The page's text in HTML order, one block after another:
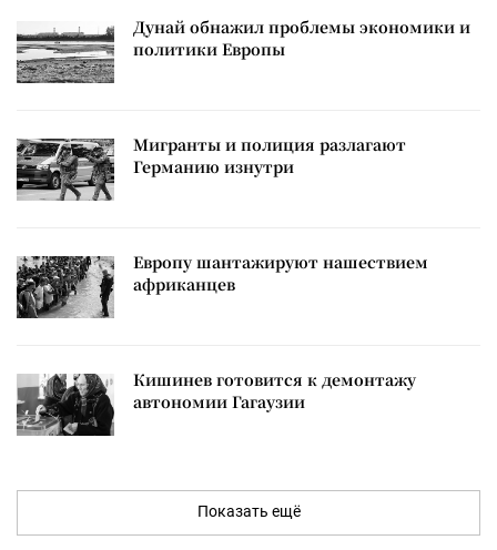
Дунай обнажил проблемы экономики и
политики Европы
Мигранты и полиция разлагают
Германию изнутри
Европу шантажируют нашествием
африканцев
Кишинев готовится к демонтажу
автономии Гагаузии
Показать ещё